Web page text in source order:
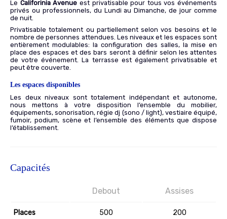
Le Califorinia Avenue est privatisable pour tous vos événements
privés ou professionnels, du Lundi au Dimanche, de jour comme
de nuit.
Privatisable totalement ou partiellement selon vos besoins et le
nombre de personnes attendues. Les niveaux et les espaces sont
entièrement modulables: la configuration des salles, la mise en
place des espaces et des bars seront à définir selon les attentes
de votre événement. La terrasse est également privatisable et
peut être couverte.
Les espaces disponibles
Les deux niveaux sont totalement indépendant et autonome,
nous mettons à votre disposition l’ensemble du mobilier,
équipements, sonorisation, régie dj (sono / light), vestiaire équipé,
fumoir, podium, scène et l’ensemble des éléments que dispose
l’établissement.
Capacités
Debout Assises
Places 500 200